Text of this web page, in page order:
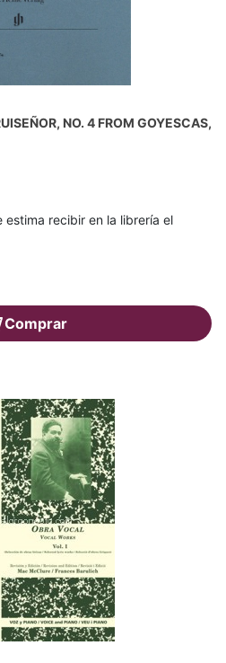
NO. 4 FROM GOYESCAS,
estima recibir en la librería el
Comprar